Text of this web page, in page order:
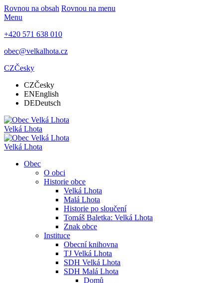
Rovnou na obsah Rovnou na menu
Menu
+420 571 638 010
obec@velkalhota.cz
CZČesky
CZČesky
ENEnglish
DEDeutsch
Velká Lhota
Velká Lhota
Obec
O obci
Historie obce
Velká Lhota
Malá Lhota
Historie po sloučení
Tomáš Baletka: Velká Lhota
Znak obce
Instituce
Obecní knihovna
TJ Velká Lhota
SDH Velká Lhota
SDH Malá Lhota
Domů